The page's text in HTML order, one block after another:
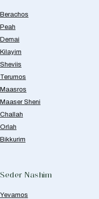
Berachos
Peah
Demai
Kilayim
Sheviis
Terumos
Maasros
Maaser Sheni
Challah
Orlah
Bikkurim
Seder Nashim
Yevamos